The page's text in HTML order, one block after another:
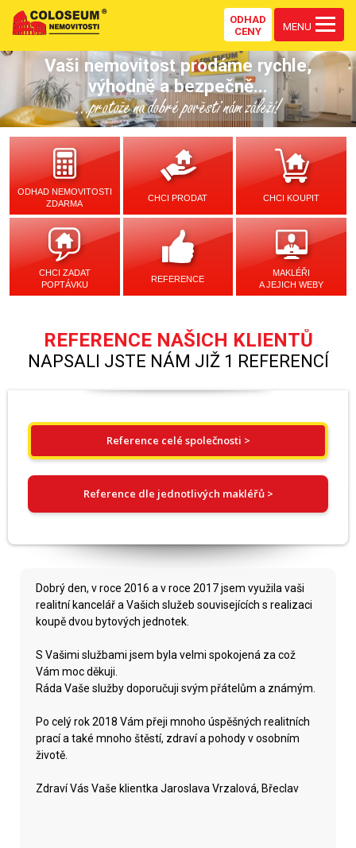
ODHAD
CENY
MENU
Vaši nemovitost prodáme rychle,
výhodně a bezpečně...
...protože na dobré pověsti nám záleží!
ODHAD NEMOVITOSTI
ZDARMA
CHCI PRODAT CHCI KOUPIT
CHCI ZADAT
POPTÁVKU
REFERENCE
MAKLÉŘI
A JEJICH WEBY
REFERENCE NAŠICH KLIENTŮ
NAPSALI JSTE NÁM JIŽ 1 REFERENCÍ
Reference celé společnosti >
Reference dle jednotlivých makléřů >
Dobrý den, v roce 2016 a v roce 2017 jsem využila vaši
realitní kancelář a Vašich služeb souvisejících s realizaci
koupě dvou bytových jednotek.
S Vašimi službami jsem byla velmi spokojená za což
Vám moc děkuji.
Ráda Vaše služby doporučuji svým přátelům a známým.
Po celý rok 2018 Vám přeji mnoho úspěšných realitních
prací a také mnoho štěstí, zdraví a pohody v osobním
životě.
Zdraví Vás Vaše klientka Jaroslava Vrzalová, Břeclav